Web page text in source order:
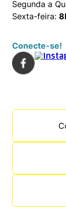
Segunda a
Sexta-feira:
Conecte-se!